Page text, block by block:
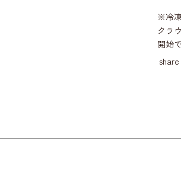
※冷
クラ
開始
share